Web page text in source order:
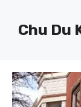
Chu Du